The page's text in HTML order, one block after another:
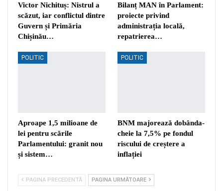
Victor Nichituș: Nistrul a
scăzut, iar conflictul dintre
Guvern și Primăria
Chișinău…
Bilanț MAN în Parlament:
proiecte privind
administrația locală,
repatrierea…
POLITIC
Aproape 1,5 milioane de
lei pentru scările
Parlamentului: granit nou
și sistem…
POLITIC
BNM majorează dobânda-
cheie la 7,5% pe fondul
riscului de creștere a
inflației
PAGINA PRECEDENTĂ PAGINA URMĂTOARE